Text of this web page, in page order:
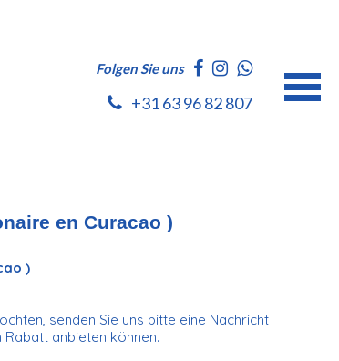
Folgen Sie uns
+31 63 96 82 807
en Curacao )
)
senden Sie uns bitte eine Nachricht
anbieten können.